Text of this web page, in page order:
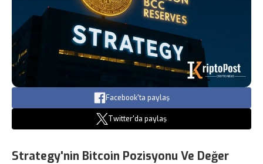
Facebook'ta paylaş
Twitter'da paylaş
Strategy'nin Bitcoin Pozisyonu Ve Değer